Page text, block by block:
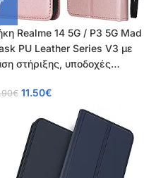
Realme 14 5G / P3 5G Mad
PU Leather Series V3 με
στήριξης, υποδοχές
ροζ χρυσό
€ 11.50€